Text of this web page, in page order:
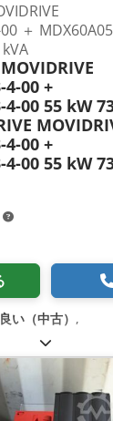
＋
4-00 +
4-00 55 kW
4-00 +
4-00 55 kW
い（中古） ,